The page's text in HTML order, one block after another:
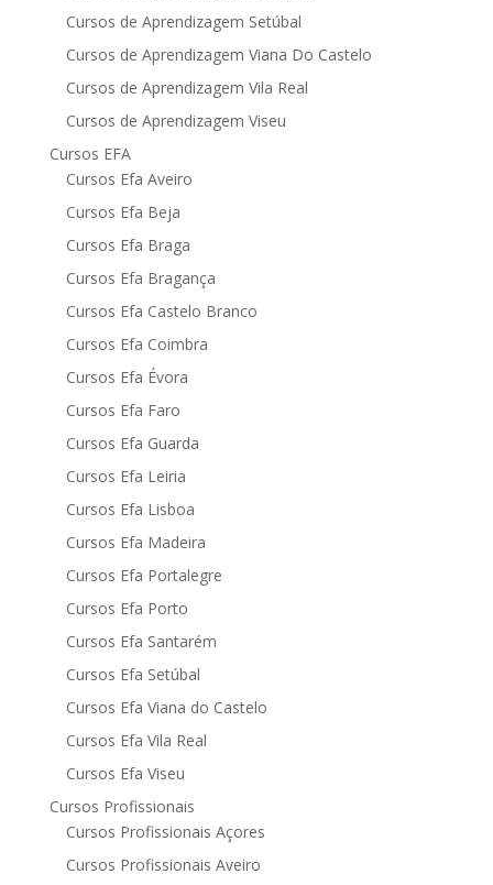
Cursos de Aprendizagem Setúbal
Cursos de Aprendizagem Viana Do Castelo
Cursos de Aprendizagem Vila Real
Cursos de Aprendizagem Viseu
Cursos EFA
Cursos Efa Aveiro
Cursos Efa Beja
Cursos Efa Braga
Cursos Efa Bragança
Cursos Efa Castelo Branco
Cursos Efa Coimbra
Cursos Efa Évora
Cursos Efa Faro
Cursos Efa Guarda
Cursos Efa Leiria
Cursos Efa Lisboa
Cursos Efa Madeira
Cursos Efa Portalegre
Cursos Efa Porto
Cursos Efa Santarém
Cursos Efa Setúbal
Cursos Efa Viana do Castelo
Cursos Efa Vila Real
Cursos Efa Viseu
Cursos Profissionais
Cursos Profissionais Açores
Cursos Profissionais Aveiro